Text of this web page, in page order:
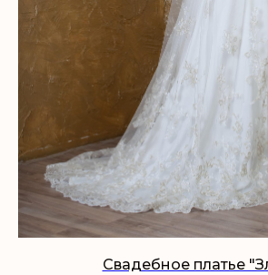
Свадебное платье